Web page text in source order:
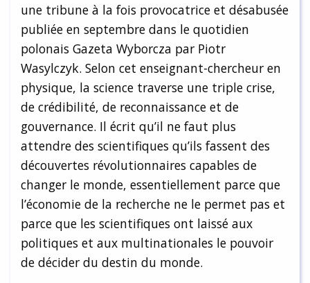
une tribune à la fois provocatrice et désabusée
publiée en septembre dans le quotidien
polonais Gazeta Wyborcza par Piotr
Wasylczyk. Selon cet enseignant-chercheur en
physique, la science traverse une triple crise,
de crédibilité, de reconnaissance et de
gouvernance. Il écrit qu’il ne faut plus
attendre des scientifiques qu’ils fassent des
découvertes révolutionnaires capables de
changer le monde, essentiellement parce que
l’économie de la recherche ne le permet pas et
parce que les scientifiques ont laissé aux
politiques et aux multinationales le pouvoir
de décider du destin du monde.